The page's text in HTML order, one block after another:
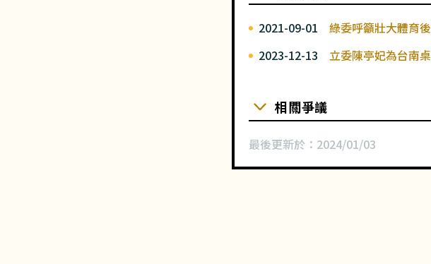
2021-09-01
綠委呼籲壯大體育
2023-12-13
立委陳亭妃為台南
相關爭議
最後更新於： 2024/01/03